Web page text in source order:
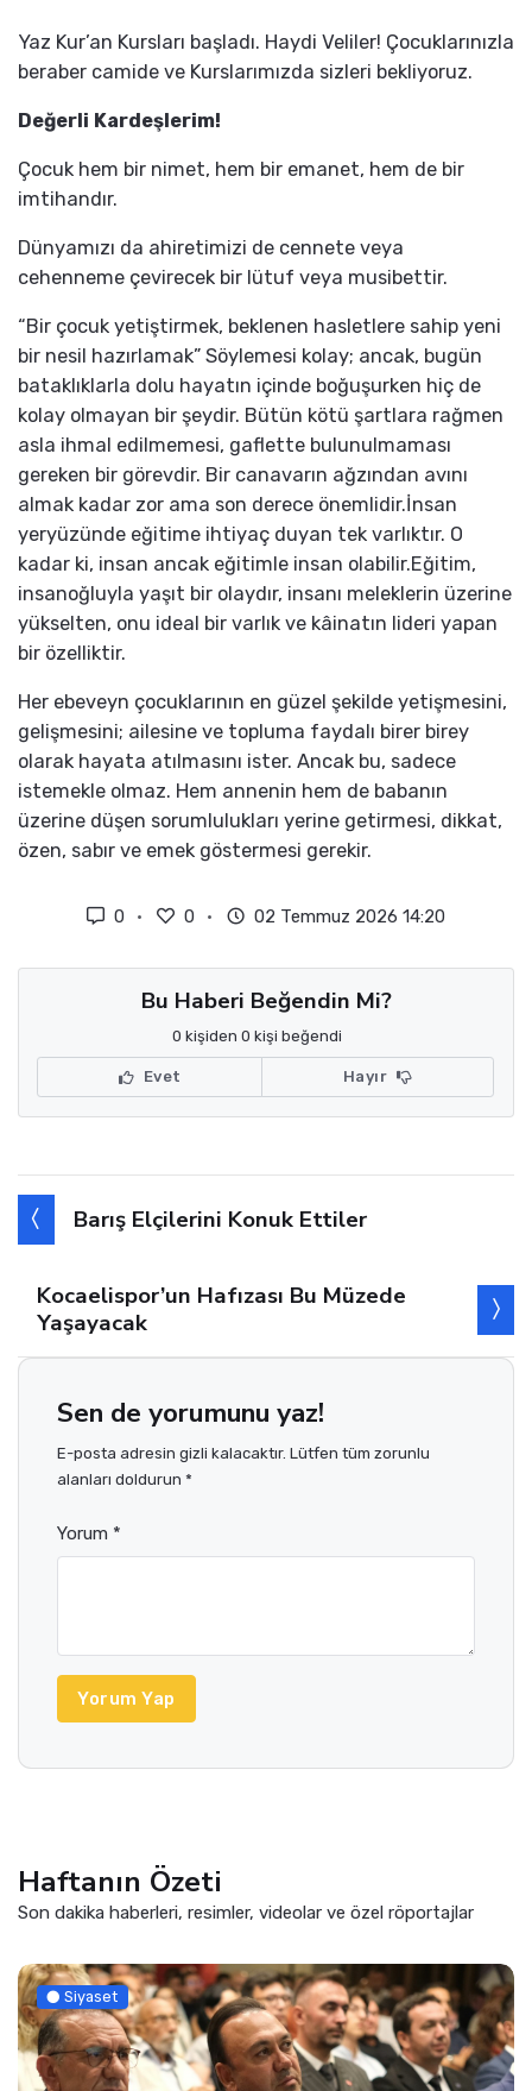
Yaz Kur’an Kursları başladı. Haydi Veliler! Çocuklarınızla
beraber camide ve Kurslarımızda sizleri bekliyoruz.
Değerli Kardeşlerim!
Çocuk hem bir nimet, hem bir emanet, hem de bir
imtihandır.
Dünyamızı da ahiretimizi de cennete veya
cehenneme çevirecek bir lütuf veya musibettir.
“Bir çocuk yetiştirmek, beklenen hasletlere sahip yeni
bir nesil hazırlamak” Söylemesi kolay; ancak, bugün
bataklıklarla dolu hayatın içinde boğuşurken hiç de
kolay olmayan bir şeydir. Bütün kötü şartlara rağmen
asla ihmal edilmemesi, gaflette bulunulmaması
gereken bir görevdir. Bir canavarın ağzından avını
almak kadar zor ama son derece önemlidir.İnsan
yeryüzünde eğitime ihtiyaç duyan tek varlıktır. O
kadar ki, insan ancak eğitimle insan olabilir.Eğitim,
insanoğluyla yaşıt bir olaydır, insanı meleklerin üzerine
yükselten, onu ideal bir varlık ve kâinatın lideri yapan
bir özelliktir.
Her ebeveyn çocuklarının en güzel şekilde yetişmesini,
gelişmesini; ailesine ve topluma faydalı birer birey
olarak hayata atılmasını ister. Ancak bu, sadece
istemekle olmaz. Hem annenin hem de babanın
üzerine düşen sorumlulukları yerine getirmesi, dikkat,
özen, sabır ve emek göstermesi gerekir.
0 0 02 Temmuz 2026 14:20
Bu Haberi Beğendin Mi?
0 kişiden 0 kişi beğendi
Evet Hayır
Barış Elçilerini Konuk Ettiler
Kocaelispor’un Hafızası Bu Müzede
Yaşayacak
Sen de yorumunu yaz!
E-posta adresin gizli kalacaktır. Lütfen tüm zorunlu
alanları doldurun *
Yorum *
Yorum Yap
Haftanın Özeti
Son dakika haberleri, resimler, videolar ve özel röportajlar
Siyaset